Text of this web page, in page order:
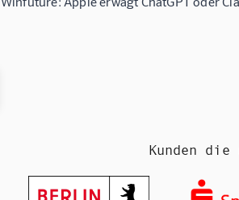
Kunden